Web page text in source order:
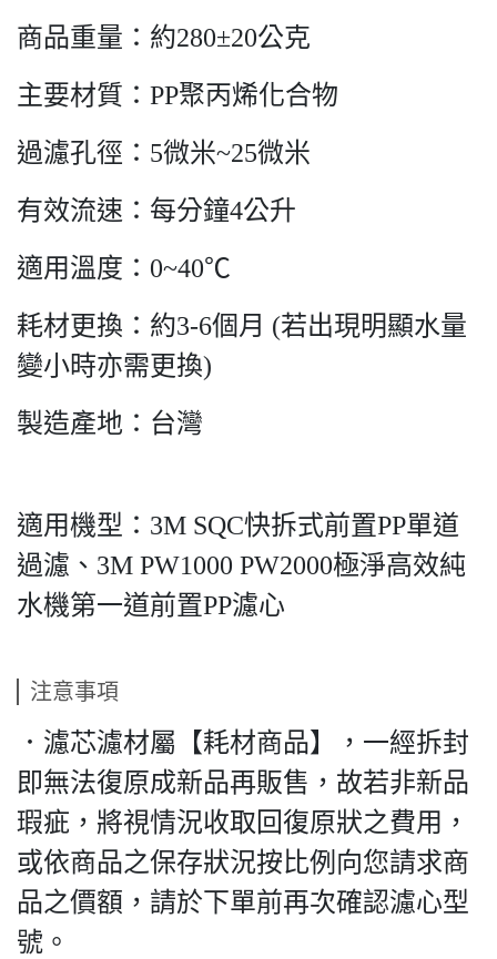
商品重量：約280±20公克
主要材質：PP聚丙烯化合物
過濾孔徑：5微米~25微米
有效流速：每分鐘4公升
適用溫度：0~40℃
耗材更換：約3-6個月 (若出現明顯水量
變小時亦需更換)
製造產地：台灣
適用機型：3M SQC快拆式前置PP單道
過濾、3M PW1000 PW2000極淨高效純
水機第一道前置PP濾心
注意事項
．濾芯濾材屬【耗材商品】，一經拆封
即無法復原成新品再販售，故若非新品
瑕疵，將視情況收取回復原狀之費用，
或依商品之保存狀況按比例向您請求商
品之價額，請於下單前再次確認濾心型
號。